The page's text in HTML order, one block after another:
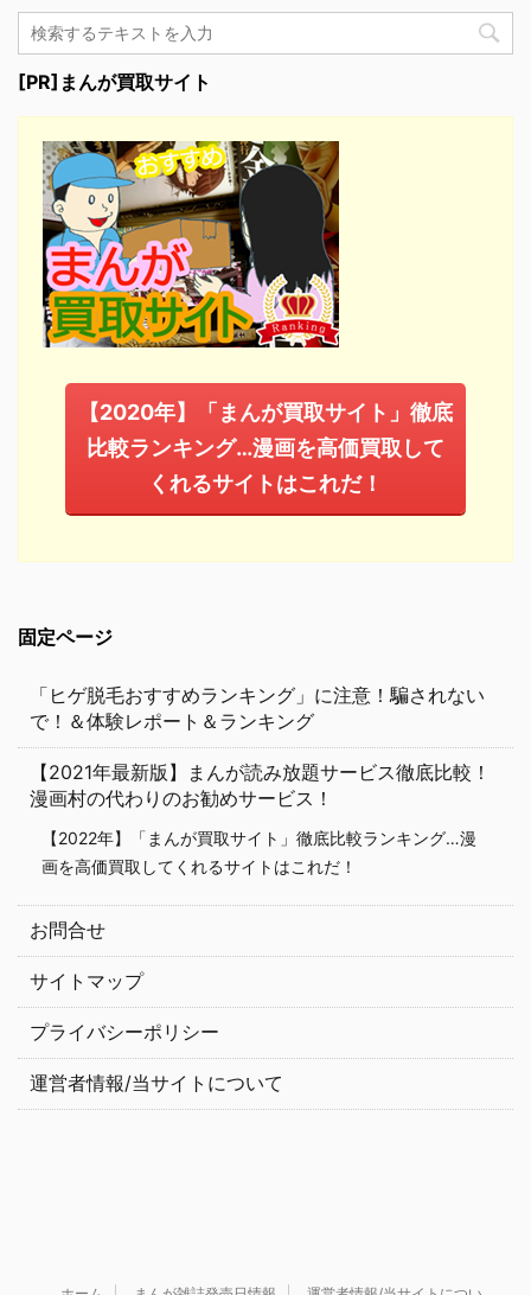
[PR]まんが買取サイト
【2020年】「まんが買取サイト」徹底
比較ランキング…漫画を高価買取して
くれるサイトはこれだ！
固定ページ
「ヒゲ脱毛おすすめランキング」に注意！騙されない
で！＆体験レポート＆ランキング
【2021年最新版】まんが読み放題サービス徹底比較！
漫画村の代わりのお勧めサービス！
【2022年】「まんが買取サイト」徹底比較ランキング…漫
画を高価買取してくれるサイトはこれだ！
お問合せ
サイトマップ
プライバシーポリシー
運営者情報/当サイトについて